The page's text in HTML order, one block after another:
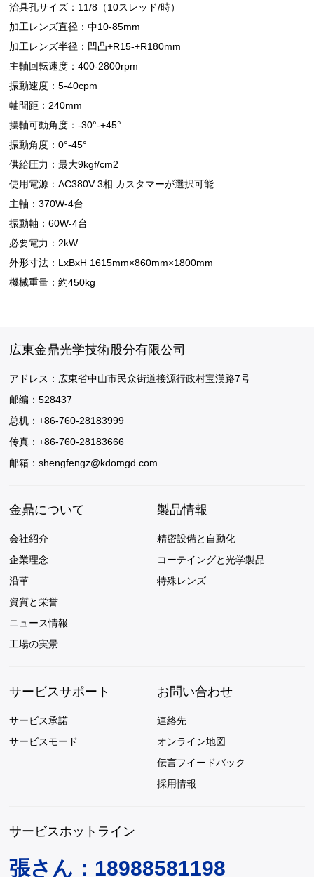
治具孔サイズ：11/8（10スレッド/時）
加工レンズ直径：中10-85mm
加工レンズ半径：凹凸+R15-+R180mm
主軸回転速度：400-2800rpm
振動速度：5-40cpm
軸間距：240mm
摆軸可動角度：-30°-+45°
振動角度：0°-45°
供給圧力：最大9kgf/cm2
使用電源：AC380V 3相 カスタマーが選択可能
主軸：370W-4台
振動軸：60W-4台
必要電力：2kW
外形寸法：LxBxH 1615mm×860mm×1800mm
機械重量：約450kg
広東金鼎光学技術股分有限公司
アドレス：広東省中山市民众街道接源行政村宝漢路7号
邮编：528437
总机：+86-760-28183999
传真：+86-760-28183666
邮箱：shengfengz@kdomgd.com
金鼎について
会社紹介
企業理念
沿革
資質と栄誉
ニュース情報
工場の実景
製品情報
精密設備と自動化
コーテイングと光学製品
特殊レンズ
サービスサポート
サービス承諾
サービスモード
お問い合わせ
連絡先
オンライン地図
伝言フイードバック
採用情報
サービスホットライン
張さん：18988581198